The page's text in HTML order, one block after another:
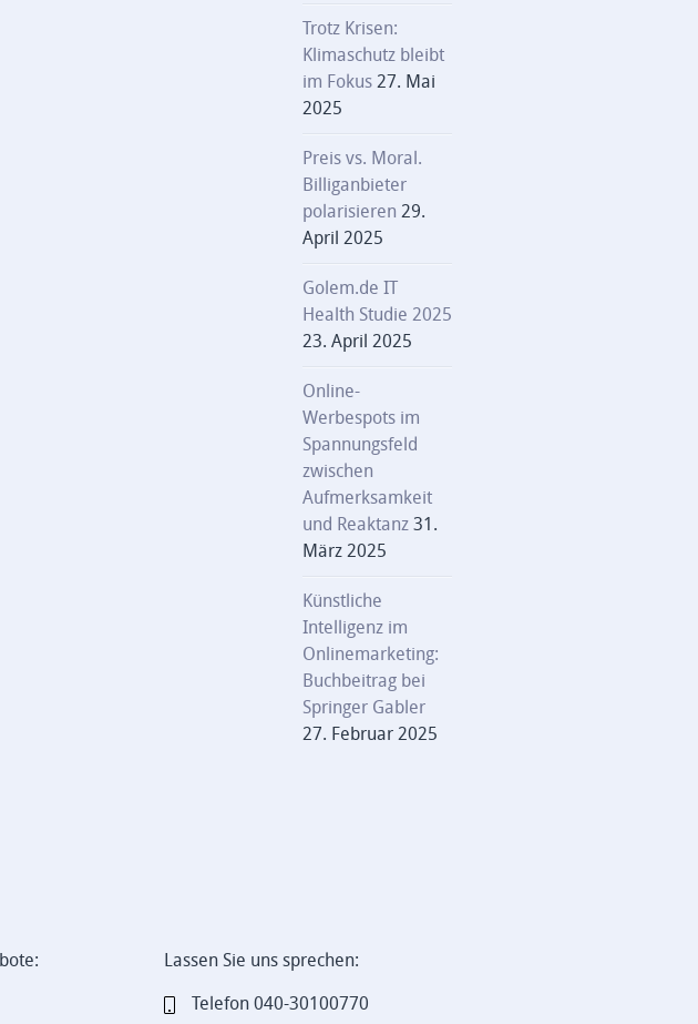
Trotz Krisen:
Klimaschutz bleibt
im Fokus 27. Mai
2025
Preis vs. Moral.
Billiganbieter
polarisieren 29.
April 2025
Golem.de IT
Health Studie 2025
23. April 2025
Online-
Werbespots im
Spannungsfeld
zwischen
Aufmerksamkeit
und Reaktanz 31.
März 2025
Künstliche
Intelligenz im
Onlinemarketing:
Buchbeitrag bei
Springer Gabler
27. Februar 2025
Lassen Sie uns sprechen:
Telefon 040-30100770